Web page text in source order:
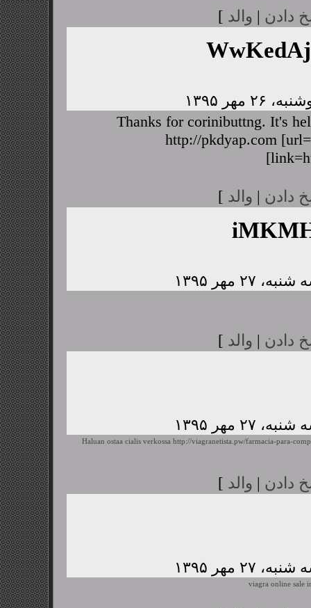
دادن | والد ]
Thanks for corinibuttng. It's
http://pkdyap.com
دادن | والد ]
دادن | والد ]
Haluan ostaa cialis verkossa http://viagranetista.pw/farmacia-para-
دادن | والد ]
viagra online sale